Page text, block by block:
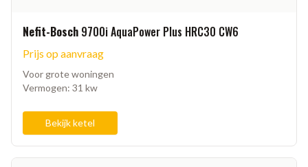
Nefit-Bosch 9700i AquaPower Plus HRC30 CW6
Prijs op aanvraag
Voor grote woningen
Vermogen: 31 kw
Bekijk ketel